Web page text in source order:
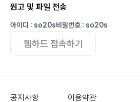
121
40. Q: 치아에 금이 간 것 같아요.
128
원고 및 파일 전송
아이디 : so20s비밀번호 : so20s
웹하드 접속하기
공지사항
이용약관